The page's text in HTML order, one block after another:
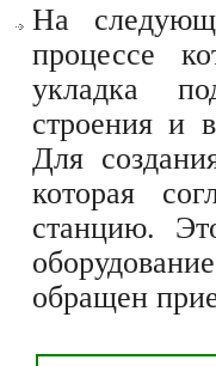
На
процессе
укладка
строения и
Для
которая
станцию.
обращен